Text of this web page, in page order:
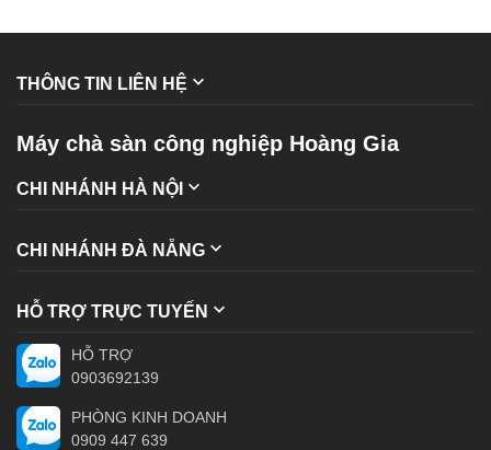
THÔNG TIN LIÊN HỆ
Máy chà sàn công nghiệp Hoàng Gia
CHI NHÁNH HÀ NỘI
CHI NHÁNH ĐÀ NẴNG
HỖ TRỢ TRỰC TUYẾN
HỖ TRỢ
0903692139
PHÒNG KINH DOANH
0909 447 639